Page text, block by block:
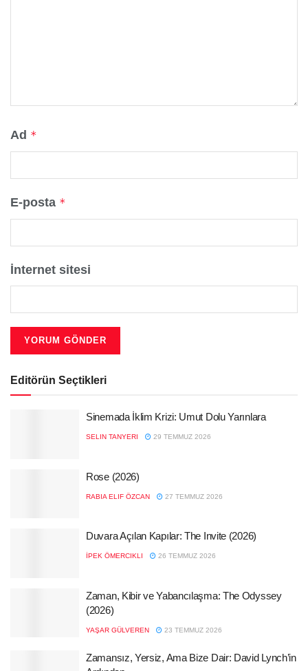
Ad *
E-posta *
İnternet sitesi
Editörün Seçtikleri
Sinemada İklim Krizi: Umut Dolu Yarınlara
SELIN TANYERI 29 TEMMUZ 2026
Rose (2026)
RABIA ELIF ÖZCAN 27 TEMMUZ 2026
Duvara Açılan Kapılar: The Invite (2026)
İPEK ÖMERCIKLI 26 TEMMUZ 2026
Zaman, Kibir ve Yabancılaşma: The Odyssey
(2026)
YAŞAR GÜLVEREN 23 TEMMUZ 2026
Zamansız, Yersiz, Ama Bize Dair: David Lynch’in